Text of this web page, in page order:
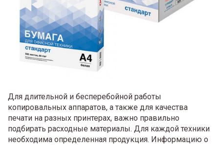
Для длительной и бесперебойной работы
копировальных аппаратов, а также для качества
печати на разных принтерах, важно правильно
подбирать расходные материалы. Для каждой техники
необходима определенная продукция. Информацию о